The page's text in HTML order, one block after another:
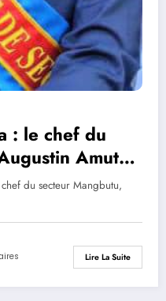
: le chef du
Amuta
l’unité, la
accrue
du secteur Mangbutu,
Lire La Suite